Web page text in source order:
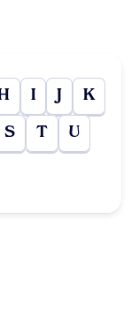
I J K
S T U